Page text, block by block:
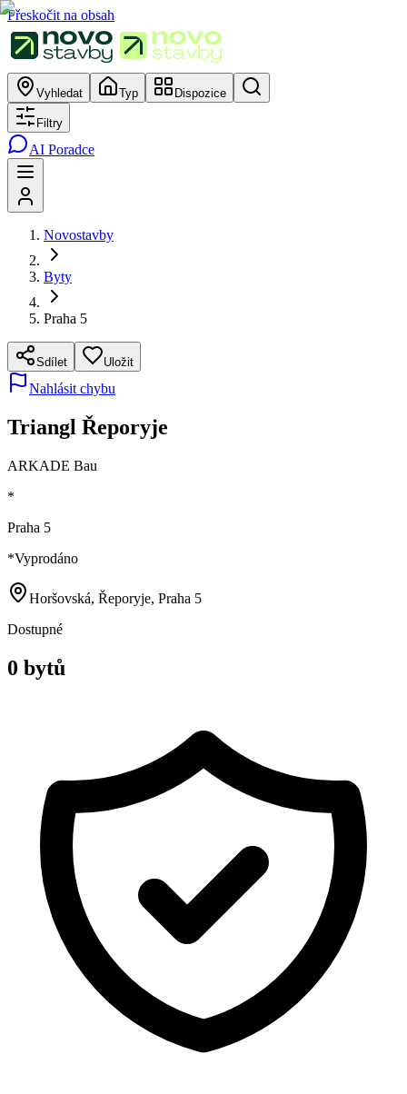
Přeskočit na obsah
Vyhledat Typ Dispozice
Filtry
AI Poradce
Novostavby
Byty
Praha 5
Sdílet Uložit
Nahlásit chybu
Triangl Řeporyje
ARKADE Bau
*
Praha 5
*Vyprodáno
Horšovská, Řeporyje, Praha 5
Dostupné
0 bytů